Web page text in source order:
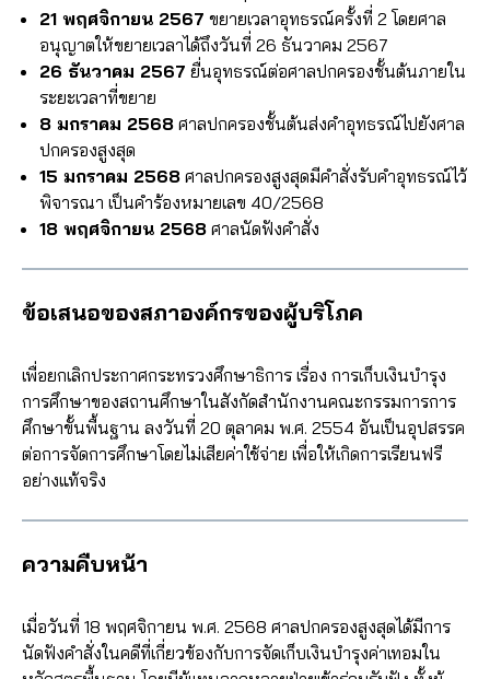
21 พฤศจิกายน 2567 ขยายเวลาอุทธรณ์ครั้งที่ 2 โดยศาล
อนุญาตให้ขยายเวลาได้ถึงวันที่ 26 ธันวาคม 2567
26 ธันวาคม 2567 ยื่นอุทธรณ์ต่อศาลปกครองชั้นต้นภายใน
ระยะเวลาที่ขยาย
8 มกราคม 2568 ศาลปกครองชั้นต้นส่งคำอุทธรณ์ไปยังศาล
ปกครองสูงสุด
15 มกราคม 2568 ศาลปกครองสูงสุดมีคำสั่งรับคำอุทธรณ์ไว้
พิจารณา เป็นคำร้องหมายเลข 40/2568
18 พฤศจิกายน 2568 ศาลนัดฟังคำสั่ง
ข้อเสนอของสภาองค์กรของผู้บริโภค
เพื่อยกเลิกประกาศกระทรวงศึกษาธิการ เรื่อง การเก็บเงินบำรุง
การศึกษาของสถานศึกษาในสังกัดสำนักงานคณะกรรมการการ
ศึกษาขั้นพื้นฐาน ลงวันที่ 20 ตุลาคม พ.ศ. 2554 อันเป็นอุปสรรค
ต่อการจัดการศึกษาโดยไม่เสียค่าใช้จ่าย เพื่อให้เกิดการเรียนฟรี
อย่างแท้จริง
ความคืบหน้า
เมื่อวันที่ 18 พฤศจิกายน พ.ศ. 2568 ศาลปกครองสูงสุดได้มีการ
นัดฟังคำสั่งในคดีที่เกี่ยวข้องกับการจัดเก็บเงินบำรุงค่าเทอมใน